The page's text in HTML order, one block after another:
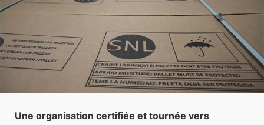
Une organisation certifiée et tournée vers